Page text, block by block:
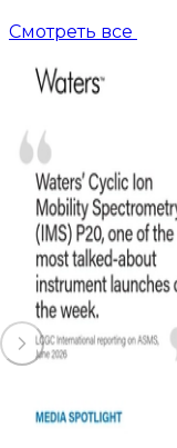
Смотреть все